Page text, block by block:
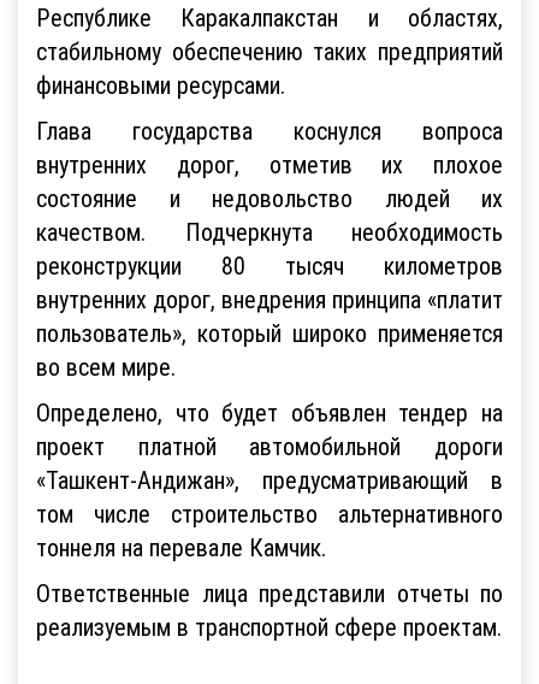
Республике Каракалпакстан и областях,
стабильному обеспечению таких предприятий
финансовыми ресурсами.
Глава государства коснулся вопроса
внутренних дорог, отметив их плохое
состояние и недовольство людей их
качеством. Подчеркнута необходимость
реконструкции 80 тысяч километров
внутренних дорог, внедрения принципа «платит
пользователь», который широко применяется
во всем мире.
Определено, что будет объявлен тендер на
проект платной автомобильной дороги
«Ташкент-Андижан», предусматривающий в
том числе строительство альтернативного
тоннеля на перевале Камчик.
Ответственные лица представили отчеты по
реализуемым в транспортной сфере проектам.